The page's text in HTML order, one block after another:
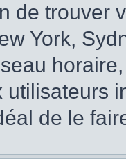
de trouver
York,
utilisateurs
de le